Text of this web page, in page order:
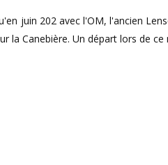
juin 202 avec l'OM, l'ancien
la Canebière. Un départ lors de